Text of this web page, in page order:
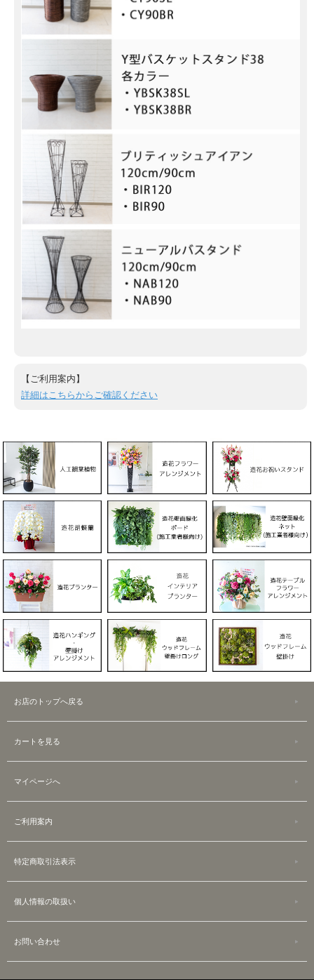
【ご利用案内】
詳細はこちらからご確認ください
お店のトップへ戻る
カートを見る
マイページへ
ご利用案内
特定商取引法表示
個人情報の取扱い
お問い合わせ